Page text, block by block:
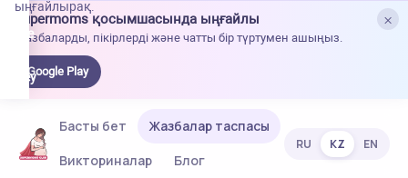
×
Supermoms қосымшасында ыңғайлы
Жазбаларды, пікірлерді және чатты бір түртумен ашыңыз.
Google Play
ыңғайлырақ.
Басты бет
Жазбалар таспасы
Викториналар
Блог
RU KZ EN